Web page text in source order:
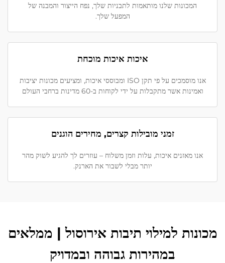
המכונות שלנו מותאמות לתבניות שלך, נפח הייצור והמבנה של
המפעל שלך.
איכות איכות מוכחת
אנו מוסמכים על פי תקן ISO ומבוססי איכות, ומציעים מכונות יציבות
ואמינות אשר מתקבלות על ידי לקוחות ב-60 מדינות ברחבי העולם
זמני מובילות קצרים, מחירים הוגנים
אנו מאזנים איכות, עלות וזמן משלוח – עוזרים לך להגיע לשוק מהר
יותר מבלי לשבור את הארנק.
מכונות למילוי תיבות אירוסול | ממלאים
במהירות גבוהה ובמדויק